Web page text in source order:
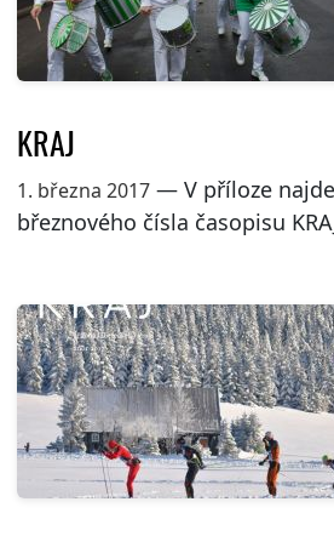
KRAJ
1. března 2017— V příloze
březnového čísla časopisu